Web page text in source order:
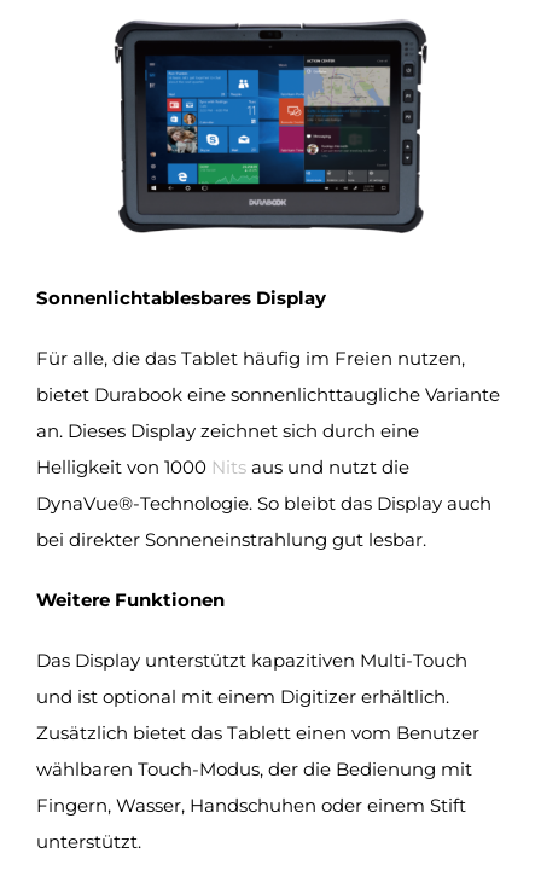
Sonnenlichtablesbares Display
Für alle, die das Tablet häufig im Freien nutzen,
bietet Durabook eine sonnenlichttaugliche Variante
an. Dieses Display zeichnet sich durch eine
Helligkeit von 1000 Nits aus und nutzt die
DynaVue®-Technologie. So bleibt das Display auch
bei direkter Sonneneinstrahlung gut lesbar.
Weitere Funktionen
Das Display unterstützt kapazitiven Multi-Touch
und ist optional mit einem Digitizer erhältlich.
Zusätzlich bietet das Tablett einen vom Benutzer
wählbaren Touch-Modus, der die Bedienung mit
Fingern, Wasser, Handschuhen oder einem Stift
unterstützt.